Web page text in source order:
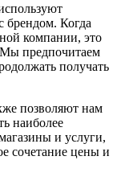
брендом. Когда
компании, это
Мы предпочитаем
получать
позволяют нам
наиболее
и услуги,
сочетание цены и